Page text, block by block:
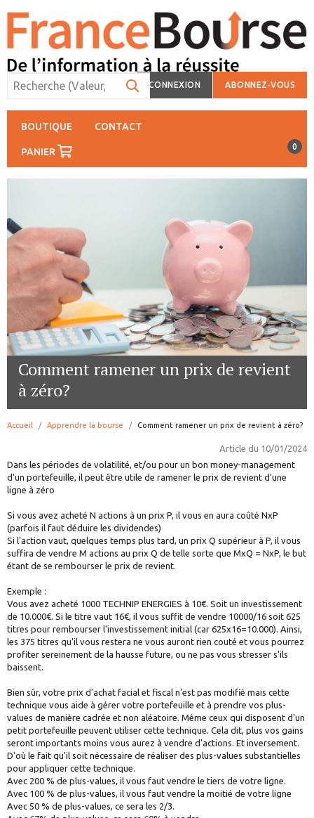
CONNEXION ABONNEZ-VOUS
BOUTIQUE CONTACT
PANIER 0
Comment ramener un prix de revient
à zéro?
Accueil Apprendre la bourse page:
Comment ramener un prix de revient à zéro?
Article du 10/01/2024
Dans les périodes de volatilité, et/ou pour un bon money-management
d'un portefeuille, il peut être utile de ramener le prix de revient d'une
ligne à zéro
Si vous avez acheté N actions à un prix P, il vous en aura coûté NxP
(parfois il faut déduire les dividendes)
Si l'action vaut, quelques temps plus tard, un prix Q supérieur à P, il vous
suffira de vendre M actions au prix Q de telle sorte que MxQ = NxP, le but
étant de se rembourser le prix de revient.
Exemple :
Vous avez acheté 1000 TECHNIP ENERGIES à 10€. Soit un investissement
de 10.000€. Si le titre vaut 16€, il vous suffit de vendre 10000/16 soit 625
titres pour rembourser l'investissement initial (car 625x16=10.000). Ainsi,
les 375 titres qu'il vous restera ne vous auront rien couté et vous pourrez
profiter sereinement de la hausse future, ou ne pas vous stresser s'ils
baissent.
Bien sûr, votre prix d'achat facial et fiscal n'est pas modifié mais cette
technique vous aide à gérer votre portefeuille et à prendre vos plus-
values de manière cadrée et non aléatoire. Même ceux qui disposent d'un
petit portefeuille peuvent utiliser cette technique. Cela dit, plus vos gains
seront importants moins vous aurez à vendre d'actions. Et inversement.
D'où le fait qu'il soit nécessaire de réaliser des plus-values substantielles
pour appliquer cette technique.
Avec 200 % de plus-values, il vous faut vendre le tiers de votre ligne.
Avec 100 % de plus-values, il vous faut vendre la moitié de votre ligne
Avec 50 % de plus-values, ce sera les 2/3.